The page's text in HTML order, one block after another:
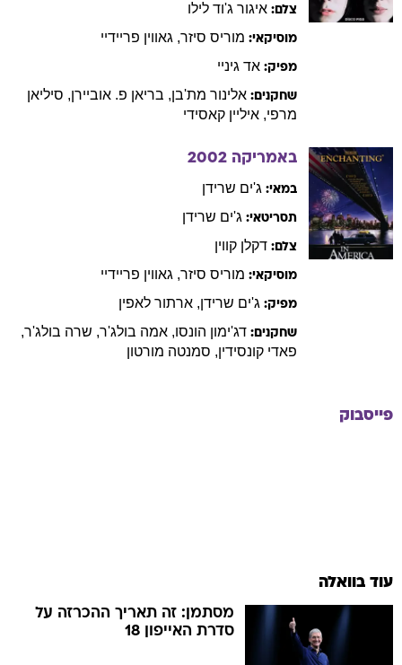
צלם: איגור ג'וד לילו
מוסיקאי: מוריס סיזר, גאווין פריידיי
מפיק: אד גיניי
שחקנים: אלינור מת'בן, בריאן פ. אוביירן, סיליאן
מרפי, איליין קאסידי
באמריקה 2002
במאי: ג'ים שרידן
תסריטאי: ג'ים שרידן
צלם: דקלן קווין
מוסיקאי: מוריס סיזר, גאווין פריידיי
מפיק: ג'ים שרידן, ארתור לאפין
שחקנים: דג'ימון הונסו, אמה בולג'ר, שרה בולג'ר,
פאדי קונסידין, סמנטה מורטון
פייסבוק
עוד בוואלה
מסתמן: זה תאריך ההכרזה על
סדרת האייפון 18